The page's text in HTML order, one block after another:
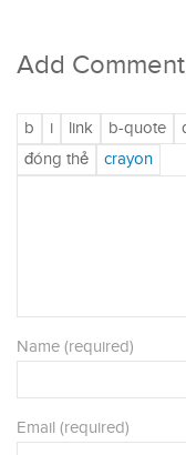
Add Comment
Name (required)
Email (required)